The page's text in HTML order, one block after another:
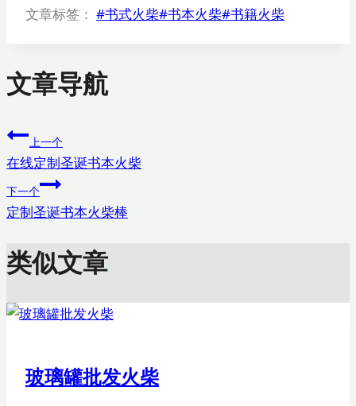
文章标签： #书式火柴#书本火柴#书籍火柴
文章导航
上一个
在线定制圣诞书本火柴
下一个
定制圣诞书本火柴棒
类似文章
玻璃罐批发火柴